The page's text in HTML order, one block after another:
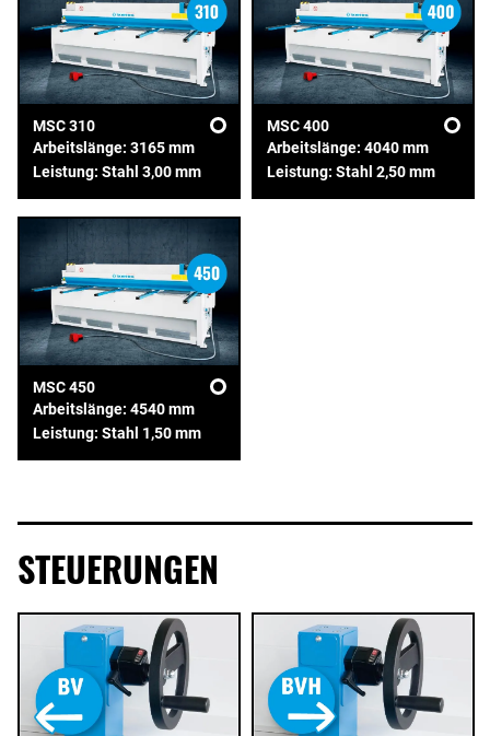
MSC 310
Arbeitslänge: 3165 mm
Leistung: Stahl 3,00 mm
MSC 400
Arbeitslänge: 4040 mm
Leistung: Stahl 2,50 mm
MSC 450
Arbeitslänge: 4540 mm
Leistung: Stahl 1,50 mm
STEUERUNGEN